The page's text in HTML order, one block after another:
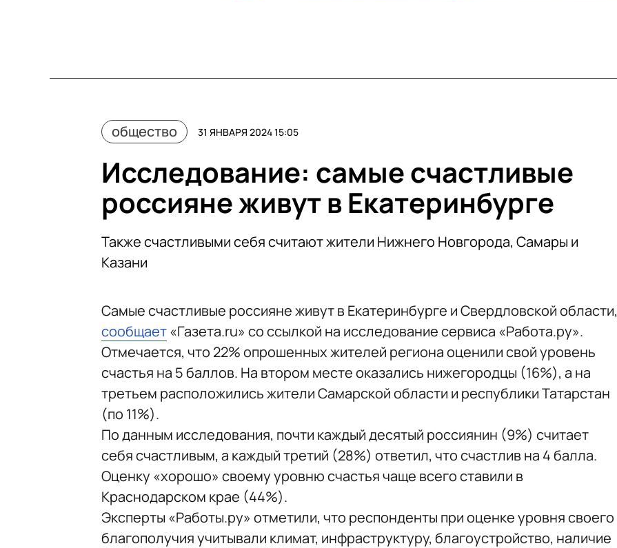
общество 31 ЯНВАРЯ 2024 15:05
Исследование: самые счастливые
россияне живут в Екатеринбурге
Также счастливыми себя считают жители Нижнего Новгорода, Самары и
Казани
Самые счастливые россияне живут в Екатеринбурге и Свердловской области,
сообщает«Газета.ru» со ссылкой на исследование сервиса «Работа.ру».
Отмечается, что 22% опрошенных жителей региона оценили свой уровень
счастья на 5 баллов. На втором месте оказались нижегородцы (16%), а на
третьем расположились жители Самарской области и республики Татарстан
(по 11%).
По данным исследования, почти каждый десятый россиянин (9%) считает
себя счастливым, а каждый третий (28%) ответил, что счастлив на 4 балла.
Оценку «хорошо» своему уровню счастья чаще всего ставили в
Краснодарском крае (44%).
Эксперты «Работы.ру» отметили, что респонденты при оценке уровня своего
благополучия учитывали климат, инфраструктуру, благоустройство, наличие